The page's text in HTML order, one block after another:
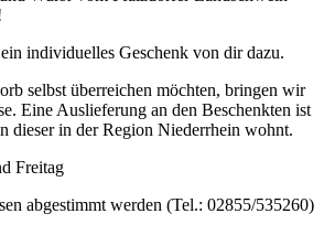
individuelles Geschenk von dir dazu.
selbst überreichen möchten, bringen wir
Eine Auslieferung an den Beschenkten ist
dieser in der Region Niederrhein wohnt.
Freitag
abgestimmt werden (Tel.: 02855/535260)